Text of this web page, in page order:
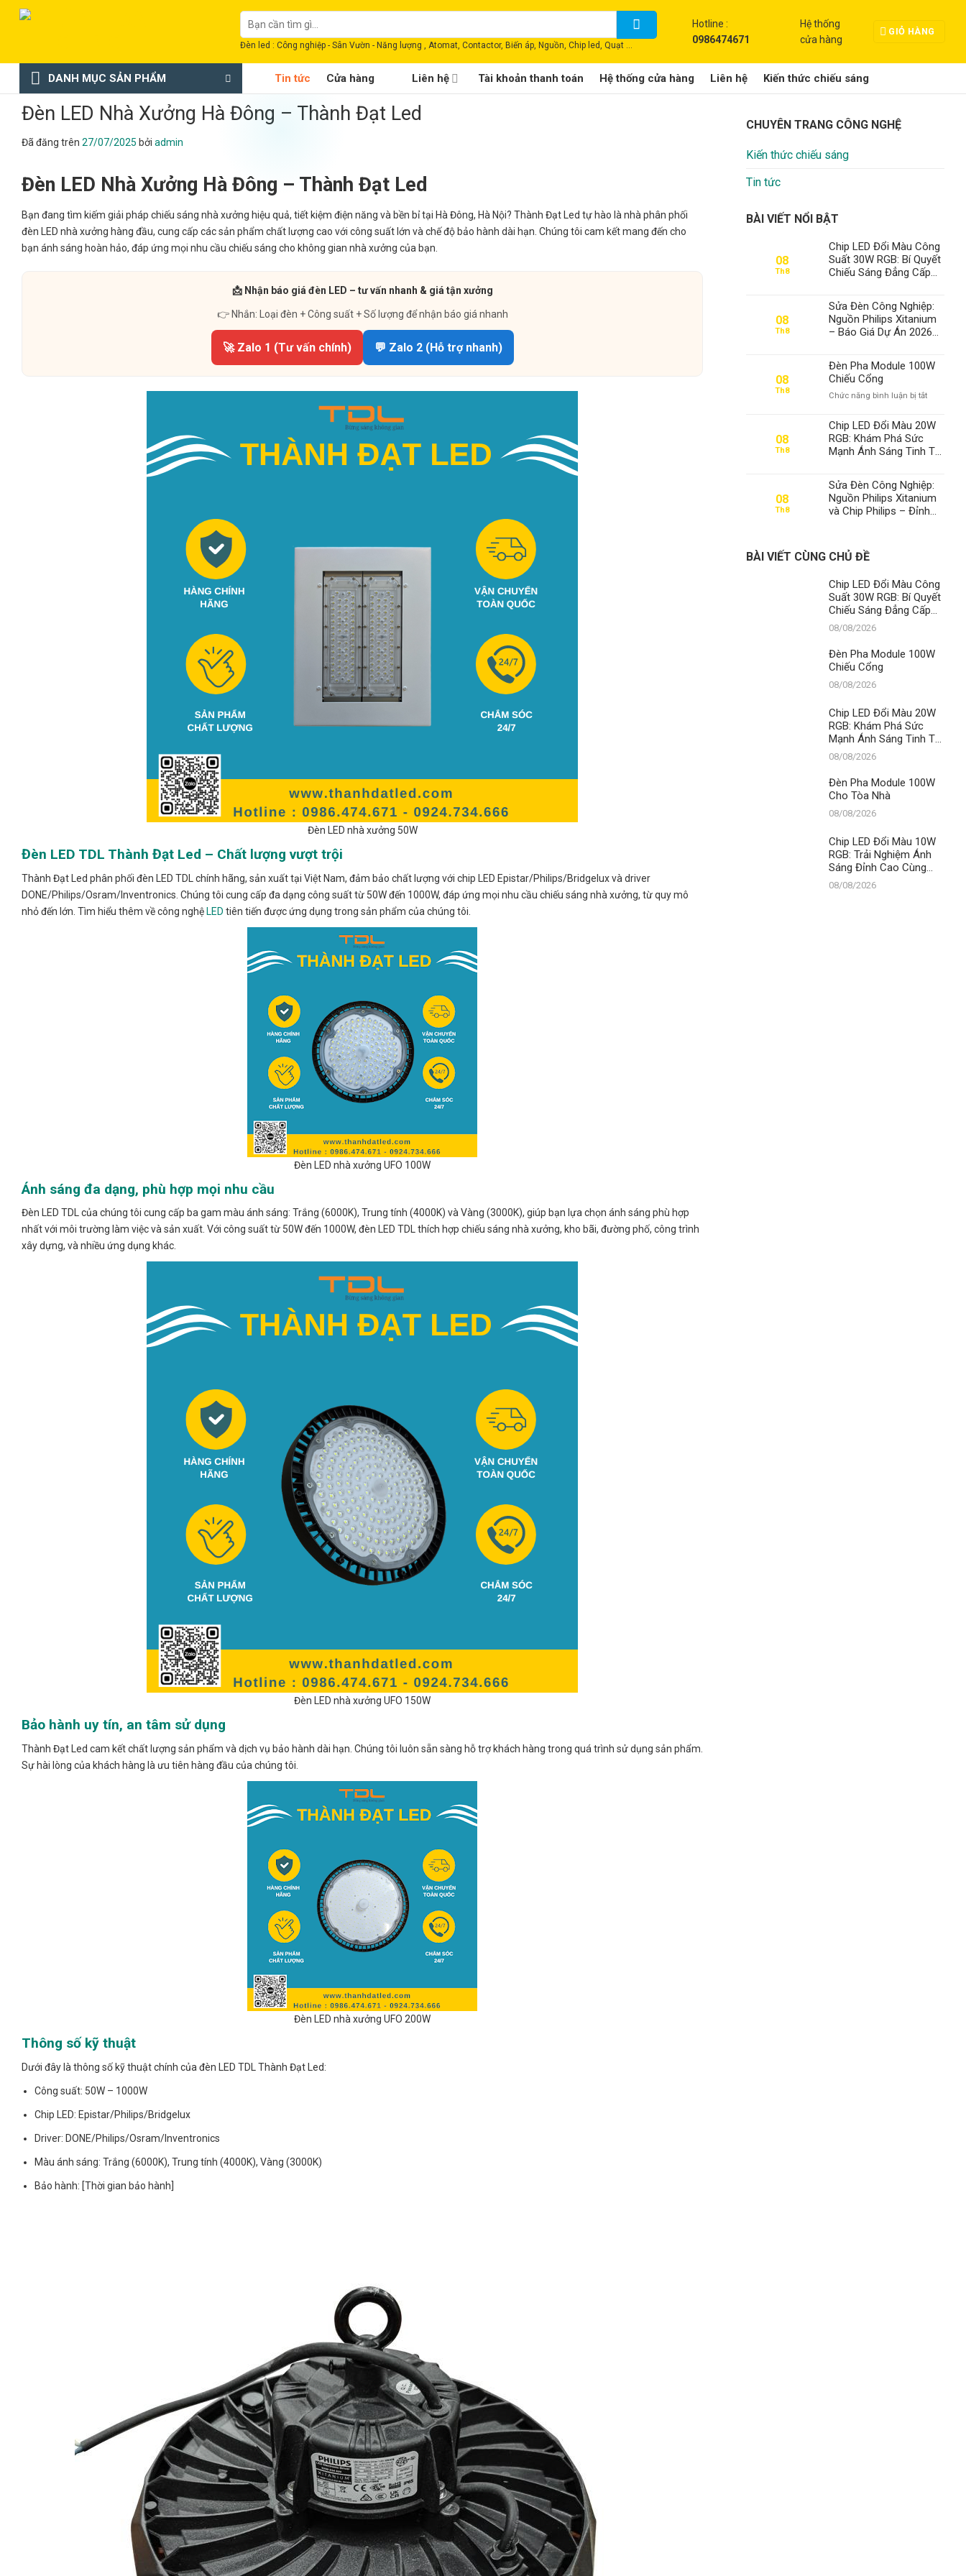
Chuyển
dung
Tìm
kiếm:
Đèn led : Công nghiệp - Sân Vườn - Năng lượng , Atomat, Contactor, Biến áp, Nguồn, Chip led, Quạt ...
Hotline :
0986474671
Hệ thống
cửa hàng
GIỎ HÀNG
DANH MỤC SẢN PHẨM Tin tức Cửa hàng Liên hệ Tài khoản thanh toán Hệ thống cửa hàng Liên hệ Kiến thức chiếu sáng
Đèn LED Nhà Xưởng Hà Đông – Thành Đạt Led
Đã đăng trên 27/07/2025 bởi admin
Đèn LED Nhà Xưởng Hà Đông – Thành Đạt Led
Bạn đang tìm kiếm giải pháp chiếu sáng nhà xưởng hiệu quả, tiết kiệm điện năng và bền bỉ tại Hà Đông, Hà Nội? Thành Đạt Led tự hào là nhà phân phối
đèn LED nhà xưởng hàng đầu, cung cấp các sản phẩm chất lượng cao với công suất lớn và chế độ bảo hành dài hạn. Chúng tôi cam kết mang đến cho
bạn ánh sáng hoàn hảo, đáp ứng mọi nhu cầu chiếu sáng cho không gian nhà xưởng của bạn.
📩 Nhận báo giá đèn LED – tư vấn nhanh & giá tận xưởng
👉 Nhắn: Loại đèn + Công suất + Số lượng để nhận báo giá nhanh
🚀 Zalo 1 (Tư vấn chính) 💬 Zalo 2 (Hỗ trợ nhanh)
Đèn LED nhà xưởng 50W
Đèn LED TDL Thành Đạt Led – Chất lượng vượt trội
Thành Đạt Led phân phối đèn LED TDL chính hãng, sản xuất tại Việt Nam, đảm bảo chất lượng với chip LED Epistar/Philips/Bridgelux và driver
DONE/Philips/Osram/Inventronics. Chúng tôi cung cấp đa dạng công suất từ 50W đến 1000W, đáp ứng mọi nhu cầu chiếu sáng nhà xưởng, từ quy mô
nhỏ đến lớn. Tìm hiểu thêm về công nghệ LED tiên tiến được ứng dụng trong sản phẩm của chúng tôi.
Đèn LED nhà xưởng UFO 100W
Ánh sáng đa dạng, phù hợp mọi nhu cầu
Đèn LED TDL của chúng tôi cung cấp ba gam màu ánh sáng: Trắng (6000K), Trung tính (4000K) và Vàng (3000K), giúp bạn lựa chọn ánh sáng phù hợp
nhất với môi trường làm việc và sản xuất. Với công suất từ 50W đến 1000W, đèn LED TDL thích hợp chiếu sáng nhà xưởng, kho bãi, đường phố, công trình
xây dựng, và nhiều ứng dụng khác.
Đèn LED nhà xưởng UFO 150W
Bảo hành uy tín, an tâm sử dụng
Thành Đạt Led cam kết chất lượng sản phẩm và dịch vụ bảo hành dài hạn. Chúng tôi luôn sẵn sàng hỗ trợ khách hàng trong quá trình sử dụng sản phẩm.
Sự hài lòng của khách hàng là ưu tiên hàng đầu của chúng tôi.
Đèn LED nhà xưởng UFO 200W
Thông số kỹ thuật
Dưới đây là thông số kỹ thuật chính của đèn LED TDL Thành Đạt Led:
Công suất: 50W – 1000W
Chip LED: Epistar/Philips/Bridgelux
Driver: DONE/Philips/Osram/Inventronics
Màu ánh sáng: Trắng (6000K), Trung tính (4000K), Vàng (3000K)
Bảo hành: [Thời gian bảo hành]
CHUYÊN TRANG CÔNG NGHỆ
Kiến thức chiếu sáng
Tin tức
BÀI VIẾT NỔI BẬT
08
Th8
Chip LED Đổi Màu Công
Suất 30W RGB: Bí Quyết
Chiếu Sáng Đẳng Cấp
08
Th8
Sửa Đèn Công Nghiệp:
Nguồn Philips Xitanium
– Báo Giá Dự Án 2026
08
Th8
Đèn Pha Module 100W
Chiếu Cổng
Chức năng bình luận bị tắtở
Pha
Module
Chiếu
08
Th8
Chip LED Đổi Màu 20W
RGB: Khám Phá Sức
Mạnh Ánh Sáng Tinh Tế
Đỉnh Cao Công Nghệ
08
Th8
Sửa Đèn Công Nghiệp:
Nguồn Philips Xitanium
và Chip Philips – Đỉnh
LED
BÀI VIẾT CÙNG CHỦ ĐỀ
Chip LED Đổi Màu Công
Suất 30W RGB: Bí Quyết
Chiếu Sáng Đẳng Cấp
Từ Thành Đạt LED
08/08/2026
Đèn Pha Module 100W
Chiếu Cổng
08/08/2026
Chip LED Đổi Màu 20W
RGB: Khám Phá Sức
Mạnh Ánh Sáng Tinh Tế
Từ Thành Đạt LED –
Đỉnh Cao Công Nghệ
08/08/2026
Đèn Pha Module 100W
Cho Tòa Nhà
08/08/2026
Chip LED Đổi Màu 10W
RGB: Trải Nghiệm Ánh
Sáng Đỉnh Cao Cùng
Thành Đạt LED – Vua
Giải Pháp Chiếu Sáng
08/08/2026